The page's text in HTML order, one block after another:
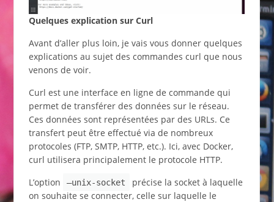
Quelques explication sur Curl
Avant d’aller plus loin, je vais vous donner quelques
explications au sujet des commandes curl que nous
venons de voir.
Curl est une interface en ligne de commande qui
permet de transférer des données sur le réseau.
Ces données sont représentées par des URLs. Ce
transfert peut être effectué via de nombreux
protocoles (FTP, SMTP, HTTP, etc.). Ici, avec Docker,
curl utilisera principalement le protocole HTTP.
L’option
–unix-socket
précise la socket à laquelle
on souhaite se connecter, celle sur laquelle le